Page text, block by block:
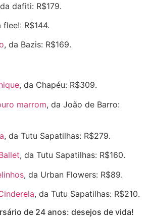
dafiti: R$179.
flee!: R$144.
, da Bazis: R$169.
, da Chapéu: R$309.
marrom, da João de Barro:
, da Tutu Sapatilhas: R$279.
, da Tutu Sapatilhas: R$160.
, da Urban Flowers: R$89.
, da Tutu Sapatilhas: R$210.
de 24 anos: desejos de vida!